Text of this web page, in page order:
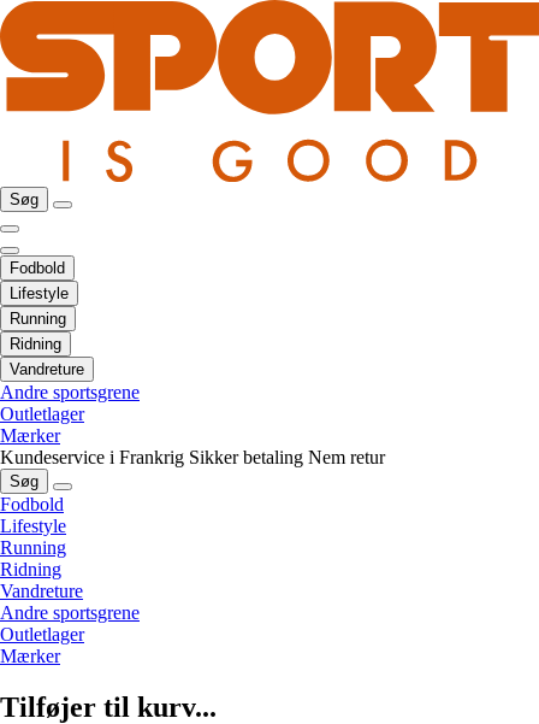
Søg
Fodbold
Lifestyle
Running
Ridning
Vandreture
Andre sportsgrene
Outletlager
Mærker
Kundeservice i Frankrig Sikker betaling Nem retur
Søg
Fodbold
Lifestyle
Running
Ridning
Vandreture
Andre sportsgrene
Outletlager
Mærker
Tilføjer til kurv...